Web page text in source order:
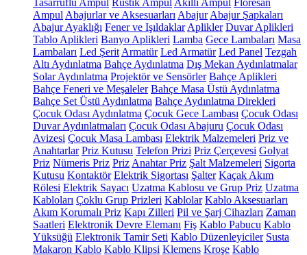
Tasarruflu Ampul Rustik Ampul Akıllı Ampul Floresan
Ampul Abajurlar ve Aksesuarları Abajur Abajur Şapkaları
Abajur Ayaklığı Fener ve Işıldaklar Aplikler Duvar Aplikleri
Tablo Aplikleri Banyo Aplikleri Lamba Gece Lambaları Masa
Lambaları Led Şerit Armatür Led Armatür Led Panel Tezgah
Altı Aydınlatma Bahçe Aydınlatma Dış Mekan Aydınlatmalar
Solar Aydınlatma Projektör ve Sensörler Bahçe Aplikleri
Bahçe Feneri ve Meşaleler Bahçe Masa Üstü Aydınlatma
Bahçe Set Üstü Aydınlatma Bahçe Aydınlatma Direkleri
Çocuk Odası Aydınlatma Çocuk Gece Lambası Çocuk Odası
Duvar Aydınlatmaları Çocuk Odası Abajuru Çocuk Odası
Avizesi Çocuk Masa Lambası Elektrik Malzemeleri Priz ve
Anahtarlar Priz Kutusu Telefon Prizi Priz Çerçevesi Golyat
Priz Nümeris Priz Priz Anahtar Priz Şalt Malzemeleri Sigorta
Kutusu Kontaktör Elektrik Sigortası Şalter Kaçak Akım
Rölesi Elektrik Sayacı Uzatma Kablosu ve Grup Priz Uzatma
Kabloları Çoklu Grup Prizleri Kablolar Kablo Aksesuarları
Akım Korumalı Priz Kapı Zilleri Pil ve Şarj Cihazları Zaman
Saatleri Elektronik Devre Elemanı Fiş Kablo Pabucu Kablo
Yüksüğü Elektronik Tamir Seti Kablo Düzenleyiciler Susta
Makaron Kablo Kablo Klipsi Klemens Kroşe Kablo